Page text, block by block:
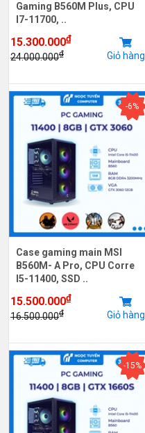
Gaming B560M Plus, CPU
I7-11700, ..
15.300.000₫
24.000.000₫ Giỏ hàng
-6%
Case gaming main MSI
B560M- A Pro, CPU Corre
I5-11400, SSD ..
15.500.000₫
16.500.000₫ Giỏ hàng
-15%